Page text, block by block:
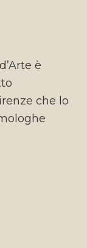
è
che lo